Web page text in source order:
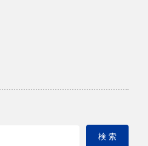
検 索